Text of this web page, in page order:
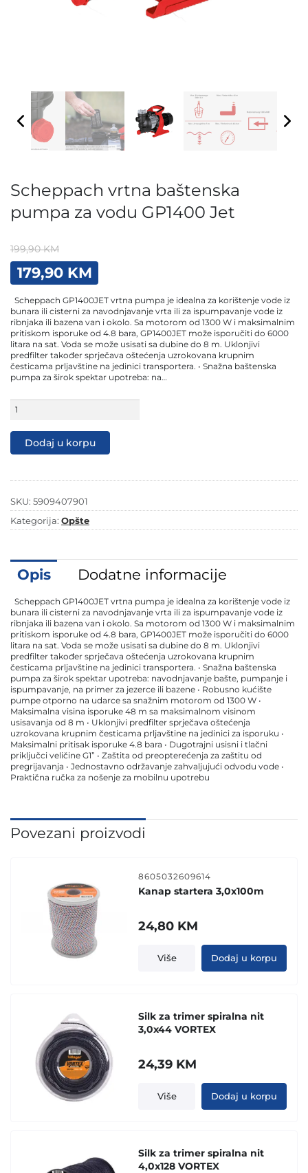
Scheppach vrtna baštenska
pumpa za vodu GP1400 Jet
199,90KM
Original
price
was:
199,90 KM.
179,90 KM
Current
price
is:
179,90 KM.
Scheppach GP1400JET vrtna pumpa je idealna za korištenje vode iz
bunara ili cisterni za navodnjavanje vrta ili za ispumpavanje vode iz
ribnjaka ili bazena van i okolo. Sa motorom od 1300 W i maksimalnim
pritiskom isporuke od 4.8 bara, GP1400JET može isporučiti do 6000
litara na sat. Voda se može usisati sa dubine do 8 m. Uklonjivi
predfilter također sprječava oštećenja uzrokovana krupnim
česticama prljavštine na jedinici transportera. • Snažna baštenska
pumpa za širok spektar upotreba: na…
Scheppach
vrtna
pumpa
Jet
Dodaj u korpu
SKU: 5909407901
Kategorija: Opšte
Opis Dodatne informacije
Scheppach GP1400JET vrtna pumpa je idealna za korištenje vode iz
bunara ili cisterni za navodnjavanje vrta ili za ispumpavanje vode iz
ribnjaka ili bazena van i okolo. Sa motorom od 1300 W i maksimalnim
pritiskom isporuke od 4.8 bara, GP1400JET može isporučiti do 6000
litara na sat. Voda se može usisati sa dubine do 8 m. Uklonjivi
predfilter također sprječava oštećenja uzrokovana krupnim
česticama prljavštine na jedinici transportera. • Snažna baštenska
pumpa za širok spektar upotreba: navodnjavanje bašte, pumpanje i
ispumpavanje, na primer za jezerce ili bazene • Robusno kućište
pumpe otporno na udarce sa snažnim motorom od 1300 W •
Maksimalna visina isporuke 48 m sa maksimalnom visinom
usisavanja od 8 m • Uklonjivi predfilter sprječava oštećenja
uzrokovana krupnim česticama prljavštine na jedinici za isporuku •
Maksimalni pritisak isporuke 4.8 bara • Dugotrajni usisni i tlačni
priključci veličine G1” • Zaštita od preopterećenja za zaštitu od
pregrijavanja • Jednostavno održavanje zahvaljujući odvodu vode •
Praktična ručka za nošenje za mobilnu upotrebu
Povezani proizvodi
8605032609614
Kanap startera 3,0x100m
24,80 KM
Više Dodaj u korpu
Silk za trimer spiralna nit
3,0x44 VORTEX
24,39 KM
Više Dodaj u korpu
Silk za trimer spiralna nit
4,0x128 VORTEX